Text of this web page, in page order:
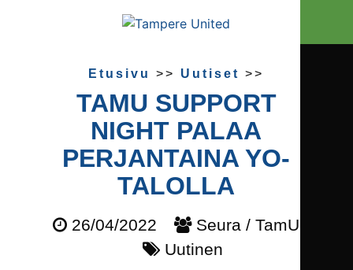
Etusivu >> Uutiset >>
TAMU SUPPORT
NIGHT PALAA
PERJANTAINA YO-
TALOLLA
26/04/2022
Seura / TamU
Uutinen